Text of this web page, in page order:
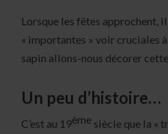
Lorsque les fêtes approchent,
« importantes » voir cruciales
sapin allons-nous décorer cette
Un peu d’histoire…
C’est au 19ème siècle que la «